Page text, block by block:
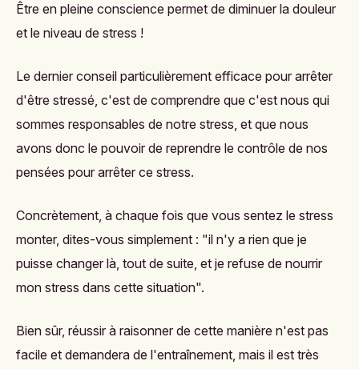
Être en pleine conscience permet de diminuer la douleur
et le niveau de stress !
Le dernier conseil particulièrement efficace pour arrêter
d'être stressé, c'est de comprendre que c'est nous qui
sommes responsables de notre stress, et que nous
avons donc le pouvoir de reprendre le contrôle de nos
pensées pour arrêter ce stress.
Concrètement, à chaque fois que vous sentez le stress
monter, dites-vous simplement : "il n'y a rien que je
puisse changer là, tout de suite, et je refuse de nourrir
mon stress dans cette situation".
Bien sûr, réussir à raisonner de cette manière n'est pas
facile et demandera de l'entraînement, mais il est très